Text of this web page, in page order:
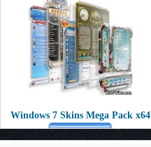
Windows 7 Skins Mega Pack x64